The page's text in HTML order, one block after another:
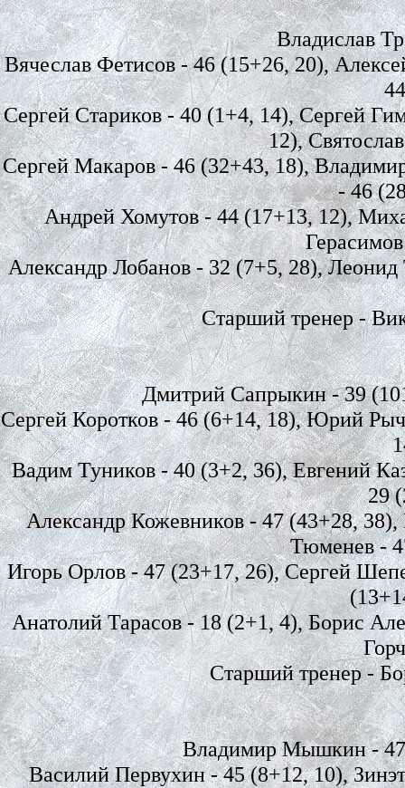
Владислав
Вячеслав Фетисов - 46 (15+26, 20),
Сергей Стариков - 40 (1+4, 14), Сергей
12),
Сергей Макаров - 46 (32+43, 18),
- 46
Андрей Хомутов - 44 (17+13, 12),
Александр Лобанов - 32 (7+5, 28),
Старший тренер -
Дмитрий Сапрыкин - 39
Сергей Коротков - 46 (6+14, 18), Юрий
Вадим Туников - 40 (3+2, 36), Евгений
29
Александр Кожевников - 47 (43+28,
Тюменев -
Игорь Орлов - 47 (23+17, 26), Сергей
Анатолий Тарасов - 18 (2+1, 4), Борис
Старший тренер -
Владимир Мышкин - 47
Василий Первухин - 45 (8+12, 10),